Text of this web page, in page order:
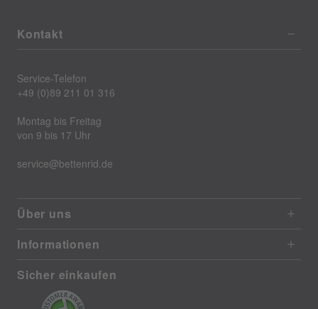
Kontakt
Service-Telefon
+49 (0)89 211 01 316
Montag bis Freitag
von 9 bis 17 Uhr
service@bettenrid.de
Über uns
Informationen
Sicher einkaufen